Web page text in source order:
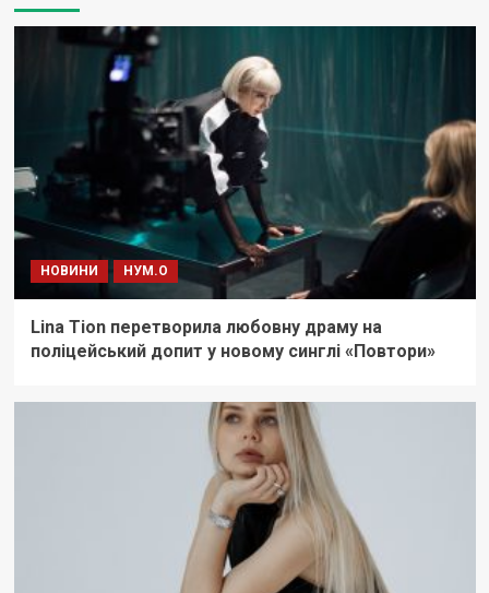
НОВИНИ НУМ.О
Lina Tion перетворила любовну драму на
поліцейський допит у новому синглі «Повтори»